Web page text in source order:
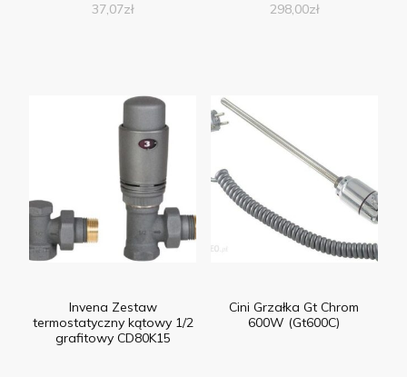
37,07zł 298,00zł
Invena Zestaw
termostatyczny kątowy 1/2
grafitowy CD80K15
Cini Grzałka Gt Chrom
600W (Gt600C)